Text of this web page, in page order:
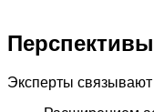
Эксперты